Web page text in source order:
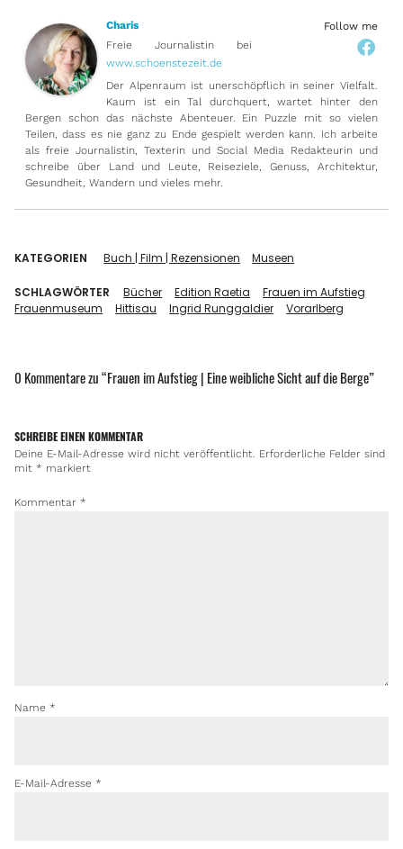
Follow me
Charis
Freie Journalistin bei
www.schoenstezeit.de
Der Alpenraum ist unerschöpflich in seiner Vielfalt.
Kaum ist ein Tal durchquert, wartet hinter den
Bergen schon das nächste Abenteuer. Ein Puzzle mit so vielen
Teilen, dass es nie ganz zu Ende gespielt werden kann. Ich arbeite
als freie Journalistin, Texterin und Social Media Redakteurin und
schreibe über Land und Leute, Reiseziele, Genuss, Architektur,
Gesundheit, Wandern und vieles mehr.
KATEGORIEN Buch | Film | Rezensionen Museen
SCHLAGWÖRTER Bücher Edition Raetia
Frauen im Aufstieg
Frauenmuseum
Hittisau Ingrid Runggaldier Vorarlberg
0 Kommentare zu “Frauen im Aufstieg | Eine weibliche Sicht auf die Berge”
SCHREIBE EINEN KOMMENTAR
Deine E-Mail-Adresse wird nicht veröffentlicht. Erforderliche Felder sind
mit* markiert
Kommentar*
Name*
E-Mail-Adresse*